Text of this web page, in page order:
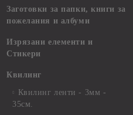
Заготовки за папки, книги за
пожелания и албуми
Изрязани елементи и
Стикери
Квилинг
Квилинг ленти - 3мм -
35см.